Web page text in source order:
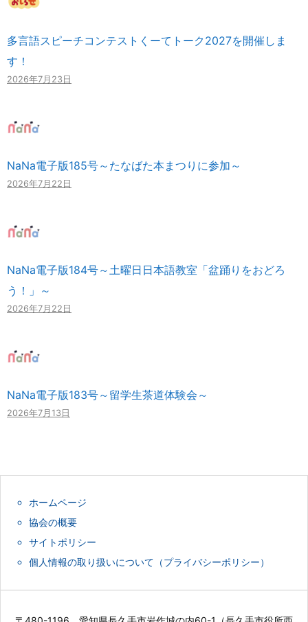
多言語スピーチコンテストくーてトーク2027を開催しま
す！
2026年7月23日
NaNa電子版185号～たなばた本まつりに参加～
2026年7月22日
NaNa電子版184号～土曜日日本語教室「盆踊りをおどろ
う！」～
2026年7月22日
NaNa電子版183号～留学生茶道体験会～
2026年7月13日
ホームページ
協会の概要
サイトポリシー
個人情報の取り扱いについて（プライバシーポリシー）